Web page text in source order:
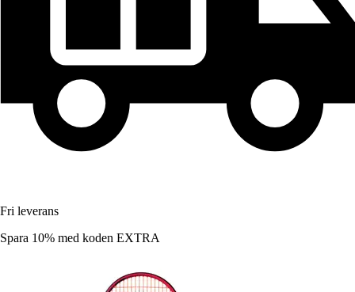
Fri leverans
Spara 10% med koden EXTRA